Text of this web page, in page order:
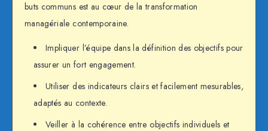
buts communs est au cœur de la transformation
managériale contemporaine.
Impliquer l’équipe dans la définition des objectifs pour
assurer un fort engagement.
Utiliser des indicateurs clairs et facilement mesurables,
adaptés au contexte.
Veiller à la cohérence entre objectifs individuels et